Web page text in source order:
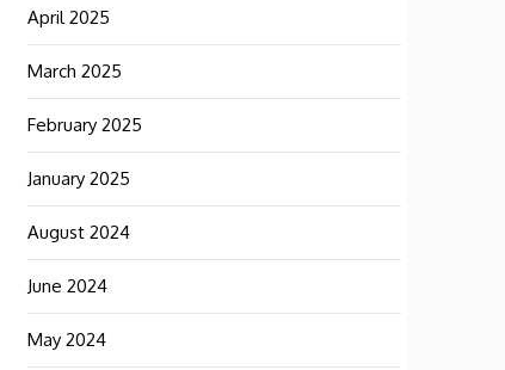
April 2025
March 2025
February 2025
January 2025
August 2024
June 2024
May 2024